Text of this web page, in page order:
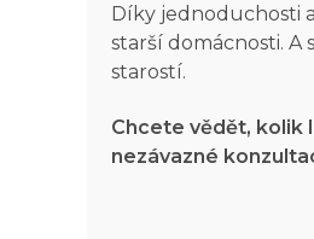
Díky jednoduchosti
starší domácnosti.
starostí.
Chcete vědět, kolik
nezávazné